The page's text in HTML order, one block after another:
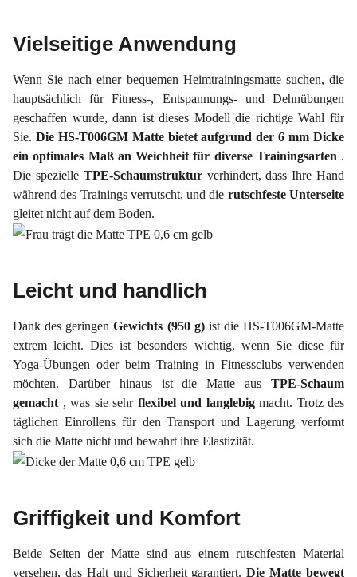
Vielseitige Anwendung
Wenn Sie nach einer bequemen Heimtrainingsmatte suchen, die
hauptsächlich für Fitness-, Entspannungs- und Dehnübungen
geschaffen wurde, dann ist dieses Modell die richtige Wahl für
Sie. Die HS-T006GM Matte bietet aufgrund der 6 mm Dicke
ein optimales Maß an Weichheit für diverse Trainingsarten .
Die spezielle TPE-Schaumstruktur verhindert, dass Ihre Hand
während des Trainings verrutscht, und die rutschfeste Unterseite
gleitet nicht auf dem Boden.
Leicht und handlich
Dank des geringenGewichts (950 g) ist die HS-T006GM-Matte
extrem leicht. Dies ist besonders wichtig, wenn Sie diese für
Yoga-Übungen oder beim Training in Fitnessclubs verwenden
möchten. Darüber hinaus ist die Matte aus TPE-Schaum
gemacht , was sie sehr flexibel und langlebig macht. Trotz des
täglichen Einrollens für den Transport und Lagerung verformt
sich die Matte nicht und bewahrt ihre Elastizität.
Griffigkeit und Komfort
Beide Seiten der Matte sind aus einem rutschfesten Material
versehen, das Halt und Sicherheit garantiert.Die Matte bewegt